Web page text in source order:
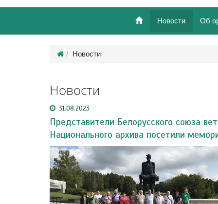
Новости Об
Новости
Новости
31.08.2023
Представители Белорусского союза
Национального архива посетили